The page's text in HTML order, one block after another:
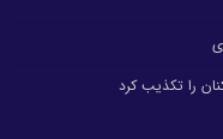
را تکذیب کرد